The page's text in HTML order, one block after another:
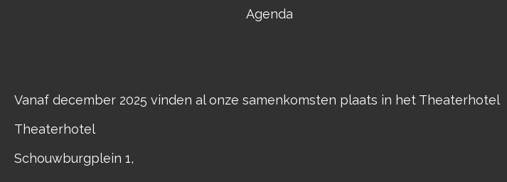
Agenda
Vanaf december 2025 vinden al onze samenkomsten plaats in het Theaterhotel
Theaterhotel
Schouwburgplein 1,